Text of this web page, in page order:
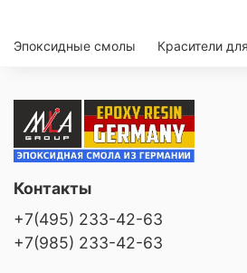
Эпоксидные смолы Красители
Контакты
+7(495) 233-42-63
+7(985) 233-42-63